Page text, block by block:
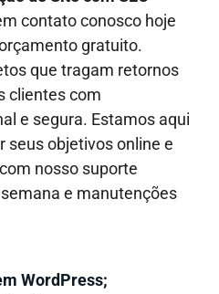
contato conosco hoje
gratuito.
que tragam retornos
clientes com
e segura. Estamos aqui
seus objetivos online e
nosso suporte
e manutenções
WordPress;